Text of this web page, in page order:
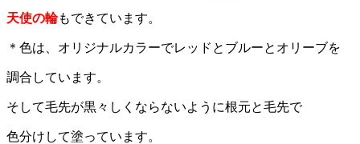
天使の輪もできています。
＊色は、オリジナルカラーでレッドとブルーとオリーブを
調合しています。
そして毛先が黒々しくならないように根元と毛先で
色分けして塗っています。